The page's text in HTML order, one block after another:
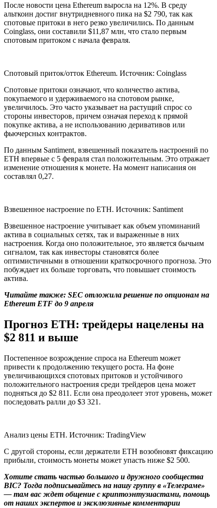
После новости цена Ethereum выросла на 12%. В среду
альткоин достиг внутридневного пика на $2 790, так как
спотовые притоки в него резко увеличились. По данным
Coinglass, они составили $11,87 млн, что стало первым
спотовым притоком с начала февраля.
Спотовый приток/отток Ethereum. Источник: Coinglass
Спотовые притоки означают, что количество актива,
покупаемого и удерживаемого на спотовом рынке,
увеличилось. Это часто указывает на растущий спрос со
стороны инвесторов, причем означая переход к прямой
покупке актива, а не использованию деривативов или
фьючерсных контрактов.
По данным Santiment, взвешенный показатель настроений по
ETH впервые с 5 февраля стал положительным. Это отражает
изменение отношения к монете. На момент написания он
составлял 0,27.
Взвешенное настроение по ETH. Источник: Santiment
Взвешенное настроение учитывает как объем упоминаний
актива в социальных сетях, так и выраженные в них
настроения. Когда оно положительное, это является бычьим
сигналом, так как инвесторы становятся более
оптимистичными в отношении краткосрочного прогноза. Это
побуждает их больше торговать, что повышает стоимость
актива.
Читайте также: SEC отложила решение по опционам на
Ethereum ETF до 9 апреля
Прогноз ETH: трейдеры нацелены на
$2 811 и выше
Постепенное возрождение спроса на Ethereum может
привести к продолжению текущего роста. На фоне
увеличивающихся спотовых притоков и устойчивого
положительного настроения среди трейдеров цена может
подняться до $2 811. Если она преодолеет этот уровень, может
последовать ралли до $3 321.
Анализ цены ETH. Источник: TradingView
С другой стороны, если держатели ETH возобновят фиксацию
прибыли, стоимость монеты может упасть ниже $2 500.
Хотите стать частью большого и дружного сообщества
BIC? Тогда подписывайтесь на нашу группу в «Телеграме»
— там вас ждет общение с криптоэнтузиастами, помощь
от наших экспертов и эксклюзивные комментарии